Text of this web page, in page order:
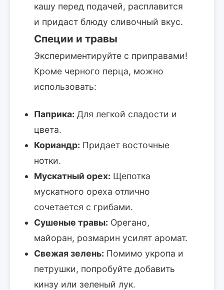
кашу перед подачей, расплавится
и придаст блюду сливочный вкус.
Специи и травы
Экспериментируйте с приправами!
Кроме черного перца, можно
использовать:
Паприка: Для легкой сладости и
цвета.
Кориандр: Придает восточные
нотки.
Мускатный орех: Щепотка
мускатного ореха отлично
сочетается с грибами.
Сушеные травы: Орегано,
майоран, розмарин усилят аромат.
Свежая зелень: Помимо укропа и
петрушки, попробуйте добавить
кинзу или зеленый лук.